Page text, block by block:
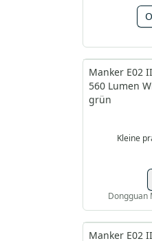
Manker E02
560 Lumen
grün
Kleine
Dongguan
Manker E02